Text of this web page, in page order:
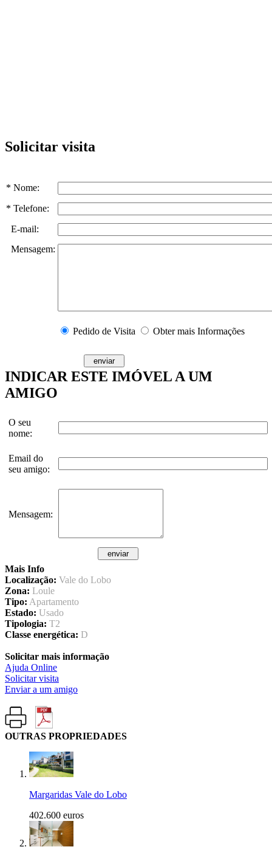
Solicitar visita
* Nome:
* Telefone:
E-mail:
Mensagem:
Pedido de Visita Obter mais Informações
INDICAR ESTE IMÓVEL A UM
AMIGO
O seu
nome:
Email do
seu amigo:
Mensagem:
Mais Info
Localização: Vale do Lobo
Zona: Loule
Tipo: Apartamento
Estado: Usado
Tipologia: T2
Classe energética: D
Solicitar mais informação
Ajuda Online
Solicitar visita
Enviar a um amigo
OUTRAS PROPRIEDADES
Margaridas Vale do Lobo
402.600 euros